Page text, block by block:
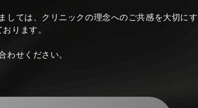
しては、クリニックの理念へのご共感を大切に
ります。
わせください。